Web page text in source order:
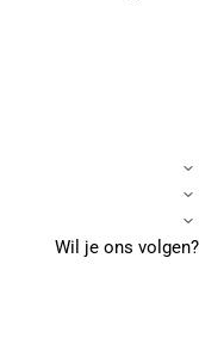
Wil je ons volgen?